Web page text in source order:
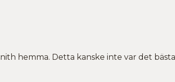
hemma. Detta kanske inte var det